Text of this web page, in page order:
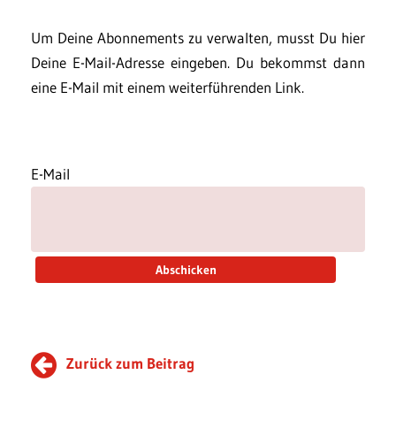
Um Deine Abonnements zu verwalten, musst Du hier
Deine E-Mail-Adresse eingeben. Du bekommst dann
eine E-Mail mit einem weiterführenden Link.
E-Mail
Zurück zum Beitrag